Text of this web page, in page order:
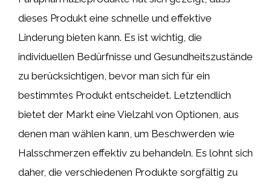
dieses Produkt eine schnelle und effektive
Linderung bieten kann. Es ist wichtig, die
individuellen Bedürfnisse und Gesundheitszustände
zu berücksichtigen, bevor man sich für ein
bestimmtes Produkt entscheidet. Letztendlich
bietet der Markt eine Vielzahl von Optionen, aus
denen man wählen kann, um Beschwerden wie
Halsschmerzen effektiv zu behandeln. Es lohnt sich
daher, die verschiedenen Produkte sorgfältig zu